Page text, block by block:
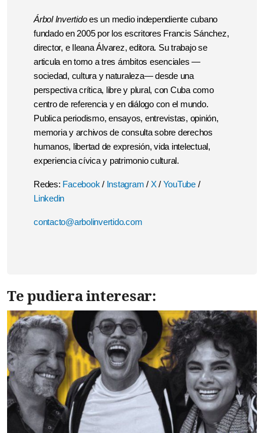
Árbol Invertidoes un medio independiente cubano
fundado en 2005 por los escritores Francis Sánchez,
director, e Ileana Álvarez, editora. Su trabajo se
articula en torno a tres ámbitos esenciales —
sociedad, cultura y naturaleza— desde una
perspectiva crítica, libre y plural, con Cuba como
centro de referencia y en diálogo con el mundo.
Publica periodismo, ensayos, entrevistas, opinión,
memoria y archivos de consulta sobre derechos
humanos, libertad de expresión, vida intelectual,
experiencia cívica y patrimonio cultural.
Redes: Facebook / Instagram / X/ YouTube /
Linkedin
contacto@arbolinvertido.com
Te pudiera interesar: